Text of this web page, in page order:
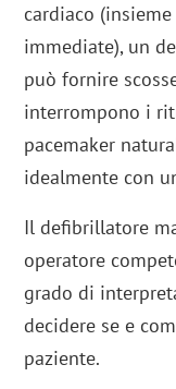
cardiaco
immediate), un
può fornire
interrompono i
pacemaker
idealmente con
Il defibrillatore
operatore
grado di
decidere se e
paziente.